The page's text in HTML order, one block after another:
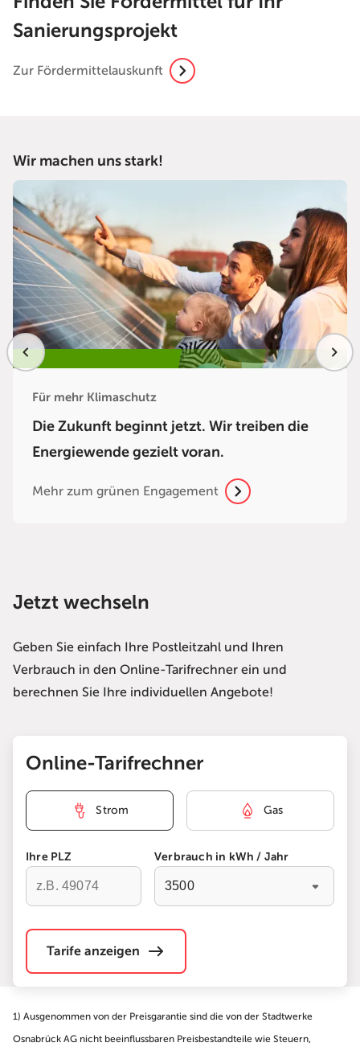
Sanierungsprojekt
Zur Fördermittelauskunft
Wir machen uns stark!
Für mehr Klimaschutz
Die Zukunft beginnt jetzt. Wir treiben die
Energiewende gezielt voran.
Mehr zum grünen Engagement
Jetzt wechseln
Geben Sie einfach Ihre Postleitzahl und Ihren
Verbrauch in den Online-Tarifrechner ein und
berechnen Sie Ihre individuellen Angebote!
Online-Tarifrechner
Strom Gas
Ihre PLZ
Verbrauch in kWh / Jahr
Tarife anzeigen
1) Ausgenommen von der Preisgarantie sind die von der Stadtwerke
Osnabrück AG nicht beeinflussbaren Preisbestandteile wie Steuern,